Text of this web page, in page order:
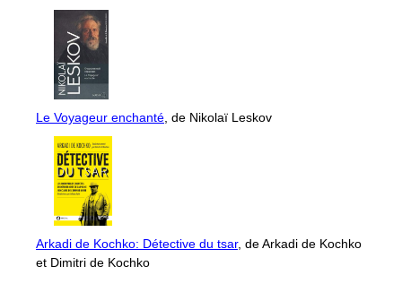
Le Voyageur enchanté, de Nikolaï Leskov
Arkadi de Kochko: Détective du tsar, de Arkadi de Kochko
et Dimitri de Kochko